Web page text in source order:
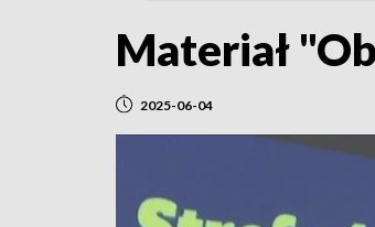
Materiał
2025-06-04